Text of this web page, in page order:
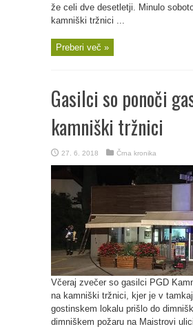
že celi dve desetletji. Minulo
kamniški tržnici ...
Preberi več »
Gasilci so ponoči
kamniški tržnici
27. 6. 2018 Črna kronika
Včeraj zvečer so gasilci PGD
na kamniški tržnici, kjer je v
gostinskem lokalu prišlo do
dimniškem požaru na Maistrovi